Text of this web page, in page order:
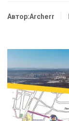
Автор:Archerr